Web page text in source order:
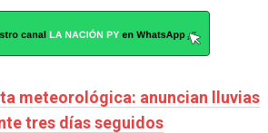
meteorológica: anuncian lluvias
tres días seguidos